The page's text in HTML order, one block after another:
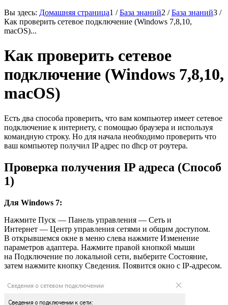
Вы здесь: Домашняя страница1 / База знаний2 / База знаний3 /
Как проверить сетевое подключение (Windows 7,8,10,
macOS)...
Как проверить сетевое
подключение (Windows 7,8,10,
macOS)
Есть два способа проверить, что вам компьютер имеет сетевое
подключение к интернету, с помощью браузера и используя
командную строку. Но для начала необходимо проверить что
ваш компьютер получил IP адрес по dhcp от роутера.
Проверка получения IP адреса (Способ
1)
Для Windows 7:
Нажмите Пуск — Панель управления — Сеть и
Интернет — Центр управления сетями и общим доступом.
В открывшемся окне в меню слева нажмите Изменение
параметров адаптера. Нажмите правой кнопкой мыши
на Подключение по локальной сети, выберите Состояние,
затем нажмите кнопку Сведения. Появится окно с IP-адресом.